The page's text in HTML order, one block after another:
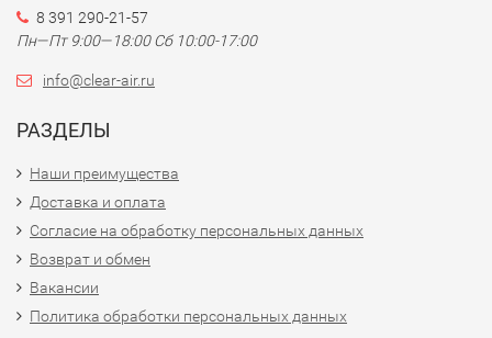
8 391 290-21-57
Пн—Пт 9:00—18:00 Сб 10:00-17:00
info@clear-air.ru
РАЗДЕЛЫ
Наши преимущества
Доставка и оплата
Согласие на обработку персональных данных
Возврат и обмен
Вакансии
Политика обработки персональных данных